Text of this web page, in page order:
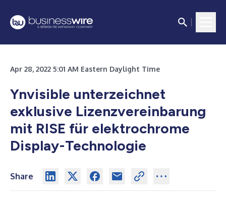
Apr 28, 2022 5:01 AM Eastern Daylight Time
Ynvisible unterzeichnet
exklusive Lizenzvereinbarung
mit RISE für elektrochrome
Display-Technologie
Share